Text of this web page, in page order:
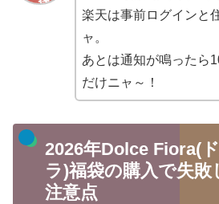
楽天は事前ログインと
ャ。
あとは通知が鳴ったら
だけニャ～！
2026年Dolce Fiora(
ラ)福袋の購入で失敗
注意点